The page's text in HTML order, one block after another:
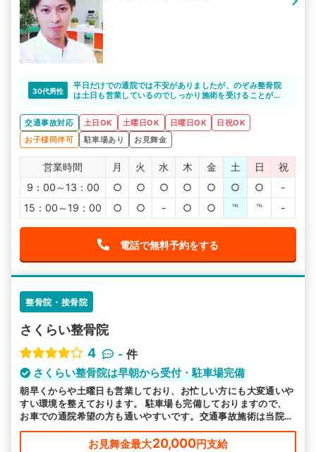
30代男性
平日だけでの通院では不安がありましたが、のぞみ整骨院
は土日も営業しているのでしっかり施術を受けることがで
交通事故対応
土日OK 土曜日OK 日曜日OK
日祝OK
お子様同伴可
駐車場あり お見舞金
営業時間 月 火 水 木 金 土 日
祝
9：00～13：00
○ ○ ○ ○ ○ ○ ○
-
15：00～19：00
○ ○ - ○ ○ ℡ ℡ -
電話で無料予約をする
整骨院・接骨院
さくらい整骨院
4
- 件
さくらい整骨院は早朝から受付・駐車場完備
朝早くからや土曜日も営業しており、お忙しい方にも大変通いや
すい環境を整えております。 駐車場も完備しておりますので、
お車での通院希望の方も通いやすいです。交通事故施術は当院に
お任せください。
お見舞金最大20,000円支給